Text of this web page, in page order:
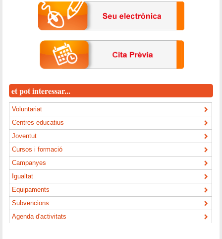
et pot interessar...
Voluntariat
Centres educatius
Joventut
Cursos i formació
Campanyes
Igualtat
Equipaments
Subvencions
Agenda d'activitats